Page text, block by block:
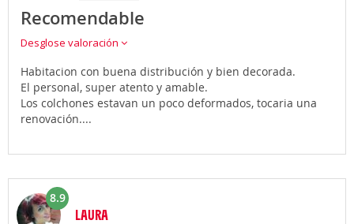
Recomendable
Desglose valoración
Habitacion con buena distribución y bien decorada.
El personal, super atento y amable.
Los colchones estavan un poco deformados, tocaria una
renovación....
8.9
LAURA